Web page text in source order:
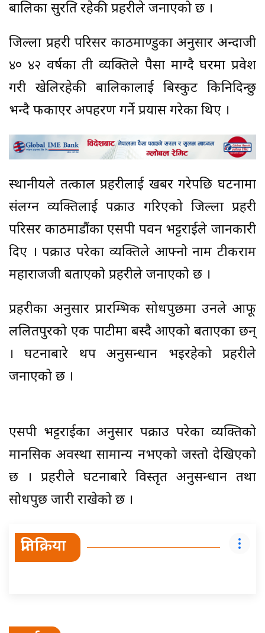
बालिका सुरक्षित रहेकी प्रहरीले जनाएको छ ।
जिल्ला प्रहरी परिसर काठमाण्डुका अनुसार अन्दाजी
४० ४२ वर्षका ती व्यक्तिले पैसा माग्दै घरमा प्रवेश
गरी खेलिरहेकी बालिकालाई बिस्कुट किनिदिन्छु
भन्दै फकाएर अपहरण गर्ने प्रयास गरेका थिए ।
स्थानीयले तत्काल प्रहरीलाई खबर गरेपछि घटनामा
संलग्न व्यक्तिलाई पक्राउ गरिएको जिल्ला प्रहरी
परिसर काठमाडौंका एसपी पवन भट्टराईले जानकारी
दिए । पक्राउ परेका व्यक्तिले आफ्नो नाम टीकराम
महाराजजी बताएको प्रहरीले जनाएको छ ।
प्रहरीका अनुसार प्रारम्भिक सोधपुछमा उनले आफू
ललितपुरको एक पाटीमा बस्दै आएको बताएका छन्
। घटनाबारे थप अनुसन्धान भइरहेको प्रहरीले
जनाएको छ ।
एसपी भट्टराईका अनुसार पक्राउ परेका व्यक्तिको
मानसिक अवस्था सामान्य नभएको जस्तो देखिएको
छ । प्रहरीले घटनाबारे विस्तृत अनुसन्धान तथा
सोधपुछ जारी राखेको छ ।
प्रतिक्रिया